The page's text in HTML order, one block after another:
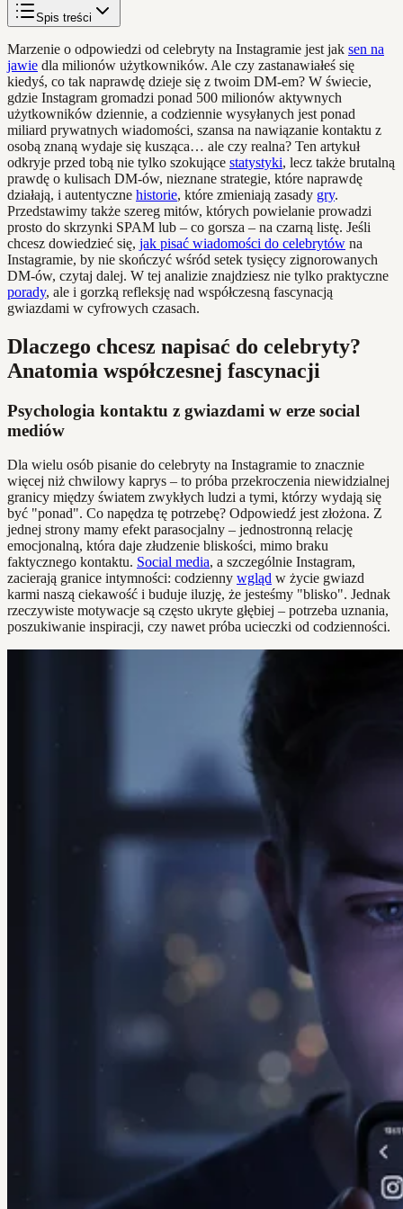
Spis treści
Marzenie o odpowiedzi od celebryty na Instagramie jest jak sen na
jawie dla milionów użytkowników. Ale czy zastanawiałeś się
kiedyś, co tak naprawdę dzieje się z twoim DM-em? W świecie,
gdzie Instagram gromadzi ponad 500 milionów aktywnych
użytkowników dziennie, a codziennie wysyłanych jest ponad
miliard prywatnych wiadomości, szansa na nawiązanie kontaktu z
osobą znaną wydaje się kusząca… ale czy realna? Ten artykuł
odkryje przed tobą nie tylko szokujące statystyki, lecz także brutalną
prawdę o kulisach DM-ów, nieznane strategie, które naprawdę
działają, i autentyczne historie, które zmieniają zasady gry.
Przedstawimy także szereg mitów, których powielanie prowadzi
prosto do skrzynki SPAM lub – co gorsza – na czarną listę. Jeśli
chcesz dowiedzieć się, jak pisać wiadomości do celebrytów na
Instagramie, by nie skończyć wśród setek tysięcy zignorowanych
DM-ów, czytaj dalej. W tej analizie znajdziesz nie tylko praktyczne
porady, ale i gorzką refleksję nad współczesną fascynacją
gwiazdami w cyfrowych czasach.
Dlaczego chcesz napisać do celebryty?
Anatomia współczesnej fascynacji
Psychologia kontaktu z gwiazdami w erze social
mediów
Dla wielu osób pisanie do celebryty na Instagramie to znacznie
więcej niż chwilowy kaprys – to próba przekroczenia niewidzialnej
granicy między światem zwykłych ludzi a tymi, którzy wydają się
być "ponad". Co napędza tę potrzebę? Odpowiedź jest złożona. Z
jednej strony mamy efekt parasocjalny – jednostronną relację
emocjonalną, która daje złudzenie bliskości, mimo braku
faktycznego kontaktu. Social media, a szczególnie Instagram,
zacierają granice intymności: codzienny wgląd w życie gwiazd
karmi naszą ciekawość i buduje iluzję, że jesteśmy "blisko". Jednak
rzeczywiste motywacje są często ukryte głębiej – potrzeba uznania,
poszukiwanie inspiracji, czy nawet próba ucieczki od codzienności.